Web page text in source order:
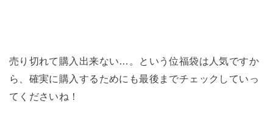
売り切れて購入出来ない…。という位福袋は人気ですか
ら、確実に購入するためにも最後までチェックしていっ
てくださいね！